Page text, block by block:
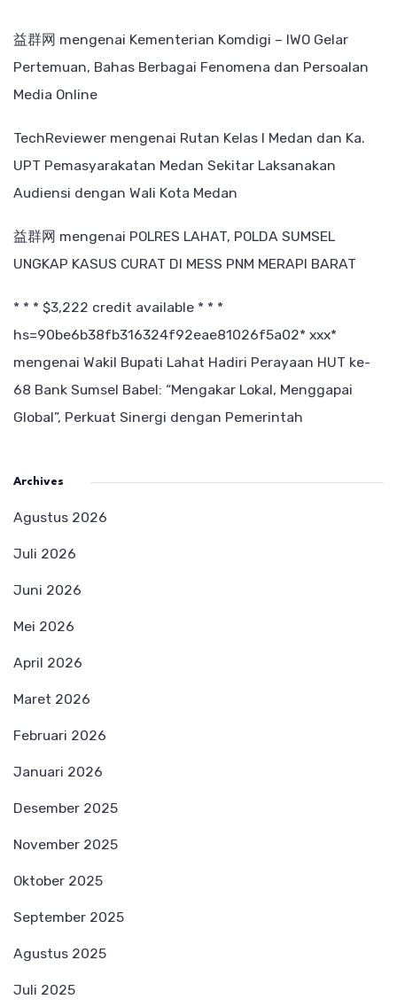
益群网 mengenai Kementerian Komdigi – IWO Gelar
Pertemuan, Bahas Berbagai Fenomena dan Persoalan
Media Online
TechReviewer mengenai Rutan Kelas I Medan dan Ka.
UPT Pemasyarakatan Medan Sekitar Laksanakan
Audiensi dengan Wali Kota Medan
益群网 mengenai POLRES LAHAT, POLDA SUMSEL
UNGKAP KASUS CURAT DI MESS PNM MERAPI BARAT
* * * $3,222 credit available * * *
hs=90be6b38fb316324f92eae81026f5a02* ххх*
mengenai Wakil Bupati Lahat Hadiri Perayaan HUT ke-
68 Bank Sumsel Babel: “Mengakar Lokal, Menggapai
Global”, Perkuat Sinergi dengan Pemerintah
Archives
Agustus 2026
Juli 2026
Juni 2026
Mei 2026
April 2026
Maret 2026
Februari 2026
Januari 2026
Desember 2025
November 2025
Oktober 2025
September 2025
Agustus 2025
Juli 2025